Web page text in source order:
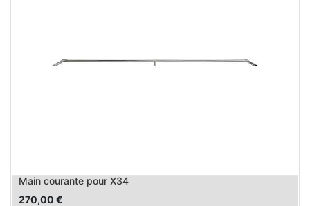
Main courante pour X34
270,00 €